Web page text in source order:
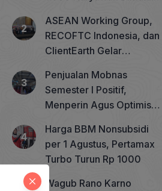
ASEAN Working Group,
RECOFTC Indonesia, dan
ClientEarth Gelar
Memperkuat Tata Kelola
Perhutanan Sosial
Penjualan Mobnas
Semester I Positif,
Menperin Agus Optimistis
Harga BBM Nonsubsidi
per 1 Agustus, Pertamax
Turbo Turun Rp 1000
Wagub Rano Karno